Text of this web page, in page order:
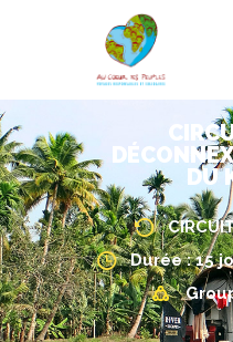
DU
Durée : 15